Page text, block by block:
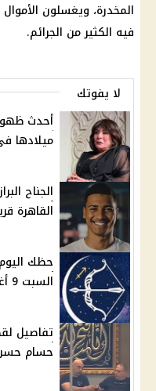
المخدرة، ويغسلون
فيه الكثير من الجرائم.
لا يفوتك
أحدث
ميلادها
الجناح
القاهرة
حظك
السبت 9 أغسطس 2025
تفاصيل
حسام